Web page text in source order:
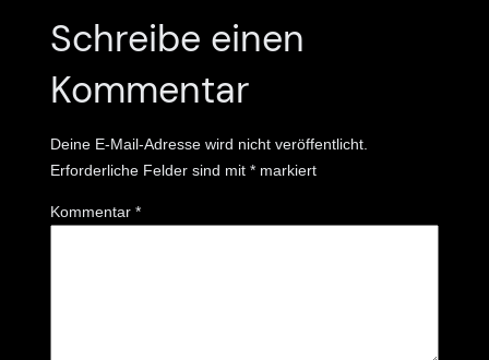
Schreibe einen
Kommentar
Deine E-Mail-Adresse wird nicht veröffentlicht.
Erforderliche Felder sind mit * markiert
Kommentar *